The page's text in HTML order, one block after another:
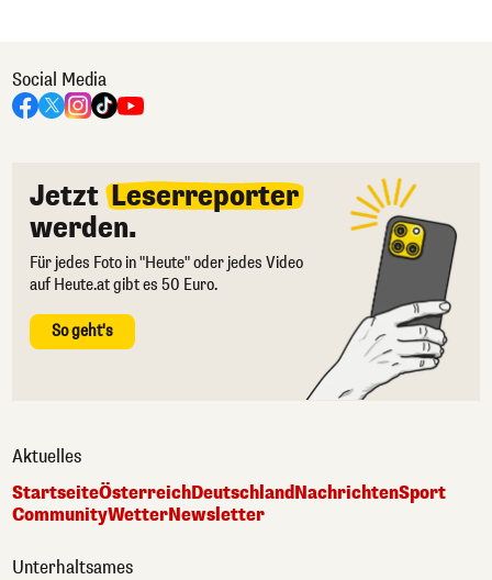
Social Media
Jetzt Leserreporter
werden.
Für jedes Foto in "Heute" oder jedes Video
auf Heute.at gibt es 50 Euro.
So geht's
Aktuelles
StartseiteÖsterreichDeutschlandNachrichtenSport
CommunityWetterNewsletter
Unterhaltsames